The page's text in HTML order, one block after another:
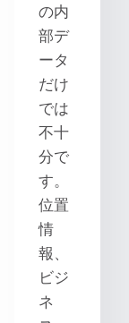
の内
部デ
ータ
だけ
では
不十
分で
す。
位置
情
報、
ビジ
ネ